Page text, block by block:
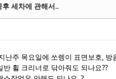
세차에 관해서..
난주 목요일에 쏘렝이 표면보호,
반 휠 크리너로 닦아줘도 되나요??
스케
스케